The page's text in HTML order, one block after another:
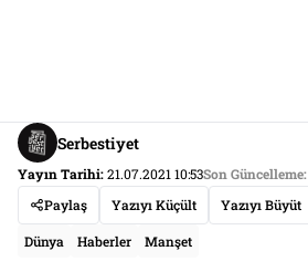
Serbestiyet
Yayın Tarihi:21.07.2021 10:53Son Güncelleme:
Paylaş
Yazıyı Küçült Yazıyı Büyüt
Dünya Haberler Manşet